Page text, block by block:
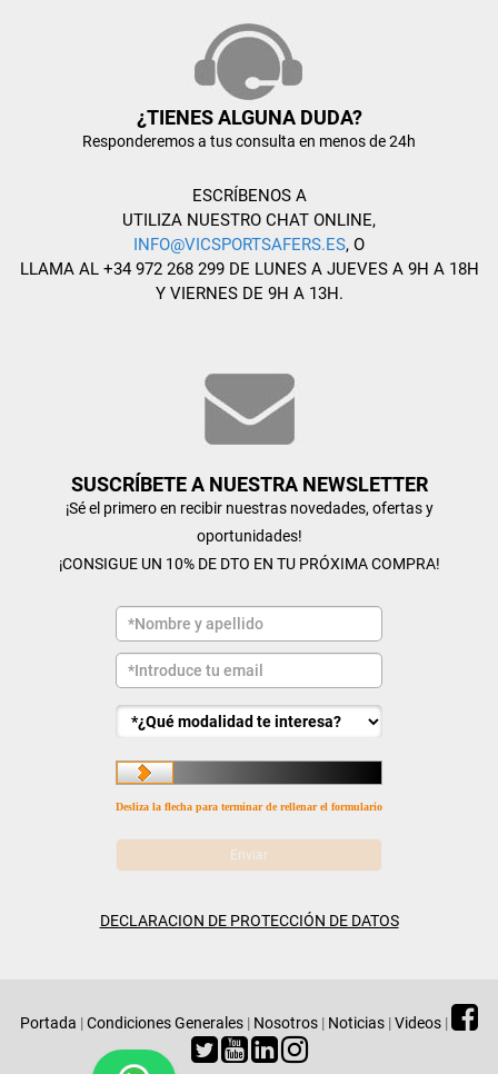
¿TIENES ALGUNA DUDA?
Responderemos a tus consulta en menos de 24h
ESCRÍBENOS A
UTILIZA NUESTRO CHAT ONLINE,
INFO@VICSPORTSAFERS.ES, O
LLAMA AL +34 972 268 299 DE LUNES A JUEVES A 9H A 18H
Y VIERNES DE 9H A 13H.
SUSCRÍBETE A NUESTRA NEWSLETTER
¡Sé el primero en recibir nuestras novedades, ofertas y
oportunidades!
¡CONSIGUE UN 10% DE DTO EN TU PRÓXIMA COMPRA!
Desliza la flecha para terminar de rellenar el formulario
DECLARACION DE PROTECCIÓN DE DATOS
Portada |Condiciones Generales | Nosotros | Noticias |Videos |